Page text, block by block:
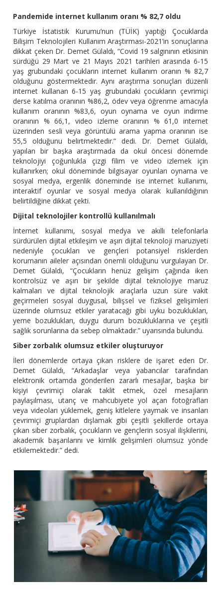
Pandemide internet kullanım oranı % 82,7 oldu
Türkiye İstatistik Kurumu’nun (TÜİK) yaptığı Çocuklarda
Bilişim Teknolojileri Kullanım Araştırması-2021’in sonuçlarına
dikkat çeken Dr. Demet Gülaldı, “Covid 19 salgınının etkisinin
sürdüğü 29 Mart ve 21 Mayıs 2021 tarihleri arasında 6-15
yaş grubundaki çocukların internet kullanım oranın % 82,7
olduğunu göstermektedir. Aynı araştırma sonuçları düzenli
internet kullanan 6-15 yaş grubundaki çocukların çevrimiçi
derse katılma oranının %86,2, ödev veya öğrenme amacıyla
kullanım oranının %83,6, oyun oynama ve oyun indirme
oranının % 66,1, video izleme oranının % 61,0 internet
üzerinden sesli veya görüntülü arama yapma oranının ise
55,5 olduğunu belirtmektedir.” dedi. Dr. Demet Gülaldı,
yapılan bir başka araştırmada da okul öncesi dönemde
teknolojiyi çoğunlukla çizgi filim ve video izlemek için
kullanırken; okul döneminde bilgisayar oyunları oynama ve
sosyal medya, ergenlik döneminde ise internet kullanımı,
interaktif oyunlar ve sosyal medya olarak kullanıldığının
belirtildiğine dikkat çekti.
Dijital teknolojiler kontrollü kullanılmalı
İnternet kullanımı, sosyal medya ve akıllı telefonlarla
sürdürülen dijital etkileşim ve aşırı dijital teknoloji maruziyeti
nedeniyle çocukları ve gençleri potansiyel risklerden
korumanın aileler açısından önemli olduğunu vurgulayan Dr.
Demet Gülaldı, “Çocukların henüz gelişim çağında iken
kontrolsüz ve aşırı bir şekilde dijital teknolojiye maruz
kalmaları ve dijital teknolojik araçlarla uzun süre vakit
geçirmeleri sosyal duygusal, bilişsel ve fiziksel gelişimleri
üzerinde olumsuz etkiler yaratacağı gibi uyku bozuklukları,
yeme bozuklukları, duygu durum bozukluklarına ve çeşitli
sağlık sorunlarına da sebep olmaktadır.” uyarısında bulundu.
Siber zorbalık olumsuz etkiler oluşturuyor
İleri dönemlerde ortaya çıkan risklere de işaret eden Dr.
Demet Gülaldı, “Arkadaşlar veya yabancılar tarafından
elektronik ortamda gönderilen zararlı mesajlar, başka bir
kişiyi çevrimiçi olarak taklit etmek, özel mesajların
paylaşılması, utanç ve mahcubiyete yol açan fotoğrafları
veya videoları yüklemek, geniş kitlelere yaymak ve insanları
çevrimiçi gruplardan dışlamak gibi çeşitli şekillerde ortaya
çıkan siber zorbalık, çocukların ve gençlerin sosyal ilişkilerini,
akademik başarılarını ve kimlik gelişimleri olumsuz yönde
etkilemektedir.” dedi.